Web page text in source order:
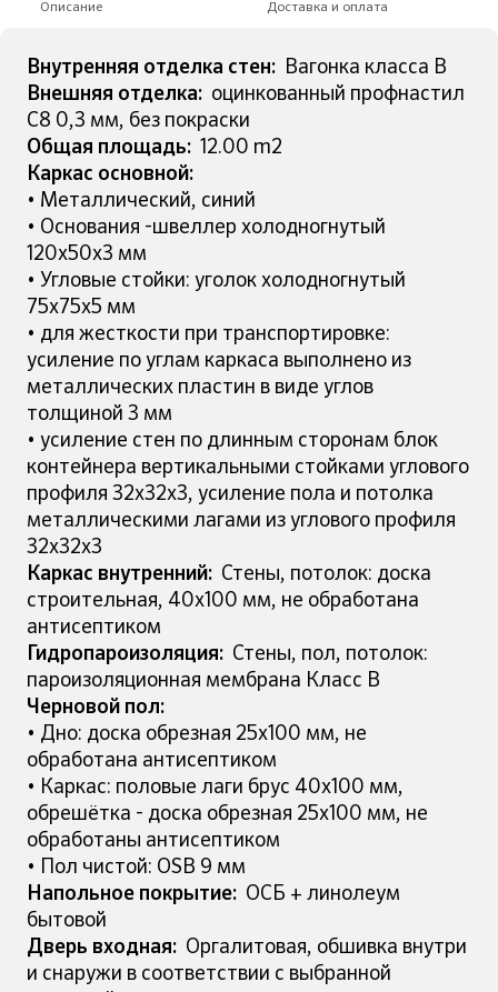
Описание Доставка и оплата
Внутренняя отделка стен:
Вагонка класса B
Внешняя отделка: оцинкованный профнастил
С8 0,3 мм, без покраски
Общая площадь:
12.00 m2
Каркас основной:
• Металлический, синий
• Основания -швеллер холодногнутый
120х50х3 мм
• Угловые стойки: уголок холодногнутый
75х75х5 мм
• для жесткости при транспортировке:
усиление по углам каркаса выполнено из
металлических пластин в виде углов
толщиной 3 мм
• усиление стен по длинным сторонам блок
контейнера вертикальными стойками углового
профиля 32х32х3, усиление пола и потолка
металлическими лагами из углового профиля
32х32х3
Каркас внутренний: Стены, потолок: доска
строительная, 40х100 мм, не обработана
антисептиком
Гидропароизоляция: Стены, пол, потолок:
пароизоляционная мембрана Класс В
Черновой пол:
• Дно: доска обрезная 25х100 мм, не
обработана антисептиком
• Каркас: половые лаги брус 40х100 мм,
обрешётка - доска обрезная 25х100 мм, не
обработаны антисептиком
• Пол чистой: OSB 9 мм
Напольное покрытие: ОСБ + линолеум
бытовой
Дверь входная: Оргалитовая, обшивка внутри
и снаружи в соответствии с выбранной